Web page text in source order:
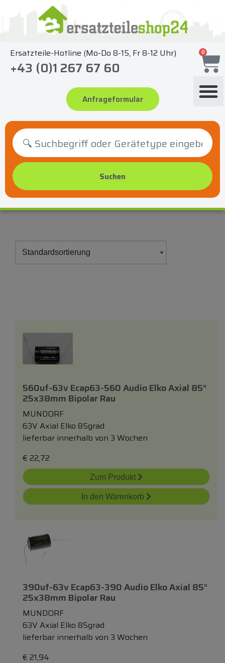
springen
Ersatzteile-Hotline (Mo-Do 8-15, Fr 8-12 Uhr)
+43 (0)1 267 67 60
Anfrageformular
0
560uf-63v Ecap63-560 Audio Elko Axial 85°
25x38mm Bipolar Rau
MUNDORF
63V Axial Elko 85grad
lieferbar innerhalb von 3 Wochen
€ 22,72
Zum Produkt
In den Warenkorb
390uf-63v Ecap63-390 Audio Elko Axial 85°
25x38mm Bipolar Rau
MUNDORF
63V Axial Elko 85grad
lieferbar innerhalb von 3 Wochen
€ 21,94